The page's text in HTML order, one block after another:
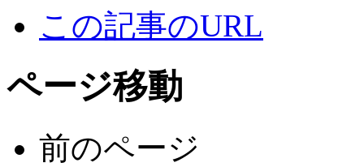
この記事のURL
ページ移動
前のページ